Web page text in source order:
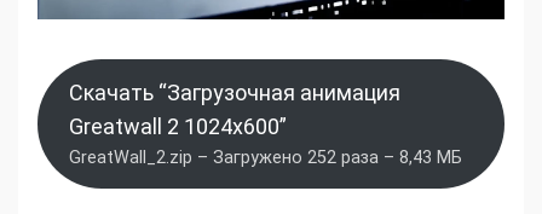
Скачать “Загрузочная анимация
Greatwall 2 1024x600”
GreatWall_2.zip – Загружено 252 раза – 8,43 МБ